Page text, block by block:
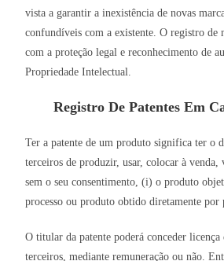
vista a garantir a inexistência de novas
confundíveis com a existente. O registro de
com a proteção legal e reconhecimento de
Propriedade Intelectual.
Registro De Patentes Em
Ter a patente de um produto significa ter o
terceiros de produzir, usar, colocar à venda,
sem o seu consentimento, (i) o produto
processo ou produto obtido diretamente por
O titular da patente poderá conceder licença
terceiros, mediante remuneração ou não.